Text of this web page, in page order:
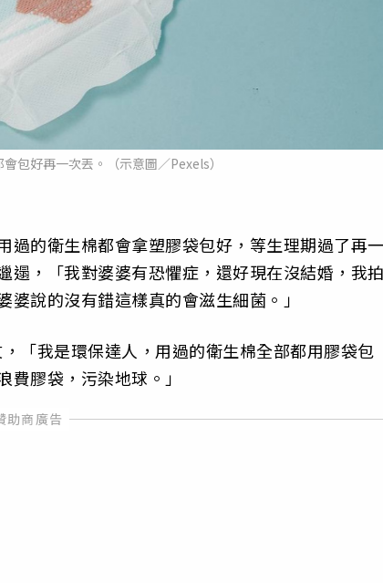
包好再一次丟。（示意圖／Pexels）
過的衛生棉都會拿塑膠袋包好，等生理期過了再
遢，「我對婆婆有恐懼症，還好現在沒結婚，我
說的沒有錯這樣真的會滋生細菌。」
「我是環保達人，用過的衛生棉全部都用膠袋包
膠袋，污染地球。」